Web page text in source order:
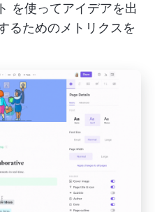
を使ってアイデアを出
るためのメトリクスを